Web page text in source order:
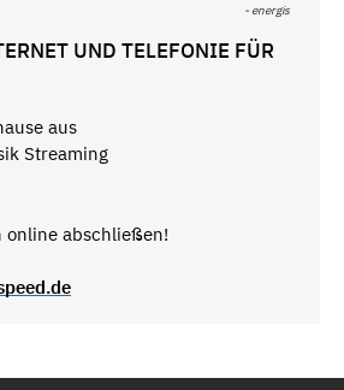
- energis
UND TELEFONIE FÜR
aus
Streaming
online abschließen!